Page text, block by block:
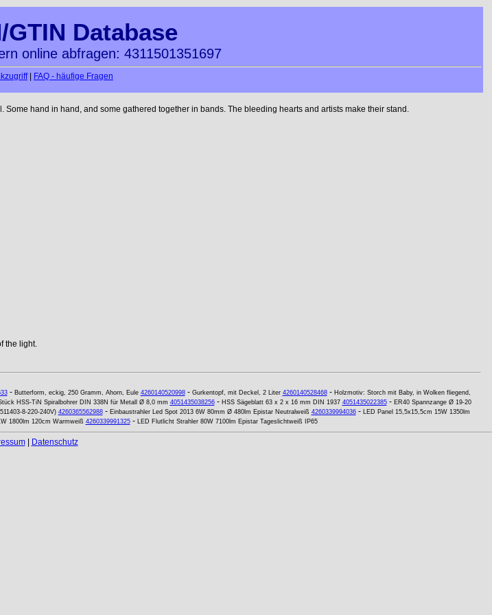
GTIN Database
online abfragen: 4311501351697
| FAQ - häufige Fragen
hand in hand, and some gathered together in bands. The bleeding hearts and artists make their stand.
the light.
- Butterform, eckig, 250 Gramm, Ahorn, Eule 4260140520998- Gurkentopf, mit Deckel, 2 Liter 4260140528468- Holzmotiv: Storch mit Baby, in Wolken fliegend,
HSS-TiN Spiralbohrer DIN 338N für Metall Ø 8,0 mm 4051435038256- HSS Sägeblatt 63 x 2 x 16 mm DIN 1937 4051435022385- ER40 Spannzange Ø 19-20
8-220-240V) 4260365562988- Einbaustrahler Led Spot 2013 6W 80mm Ø 480lm Epistar Neutralweiß 4260339994036- LED Panel 15,5x15,5cm 15W 1350lm
1800lm 120cm Warmweiß 4260339991325- LED Flutlicht Strahler 80W 7100lm Epistar Tageslichtweiß IP65
| Datenschutz